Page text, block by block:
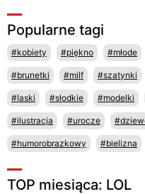
Popularne tagi
#kobiety #piękno #młode
#brunetki #milf #szatynki
#laski #słodkie #modelki
#ilustracja #urocze
#humorobrazkowy #bielizna
TOP miesiąca: LOL